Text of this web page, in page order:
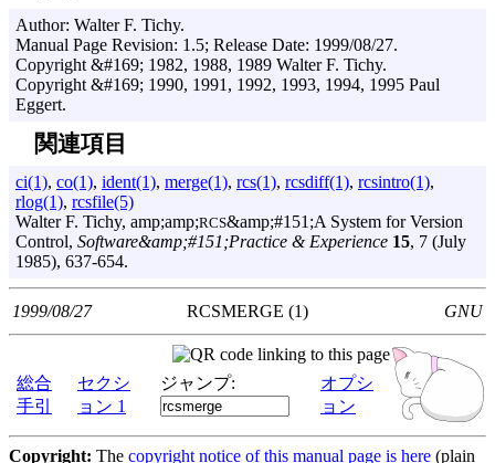
Author: Walter F. Tichy.
Manual Page Revision: 1.5; Release Date: 1999/08/27.
Copyright &#169; 1982, 1988, 1989 Walter F. Tichy.
Copyright &#169; 1990, 1991, 1992, 1993, 1994, 1995 Paul
Eggert.
関連項目
ci(1), co(1), ident(1), merge(1), rcs(1), rcsdiff(1), rcsintro(1),
rlog(1), rcsfile(5)
Walter F. Tichy, amp;amp;RCS&amp;#151;A System for Version
Control, Software&amp;#151;Practice & Experience 15, 7 (July
1985), 637-654.
1999/08/27 RCSMERGE (1) GNU
総合
手引
セクシ
ョン 1
ジャンプ:
オプシ
ョン
Copyright: The copyright notice of this manual page is here (plain